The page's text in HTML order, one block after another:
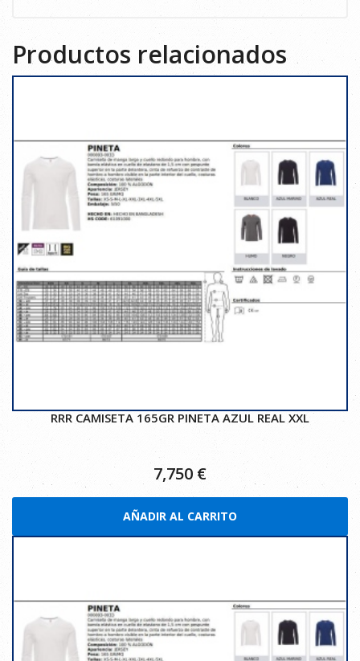
Productos relacionados
RRR CAMISETA 165GR PINETA AZUL REAL XXL
7,750 €
AÑADIR AL CARRITO